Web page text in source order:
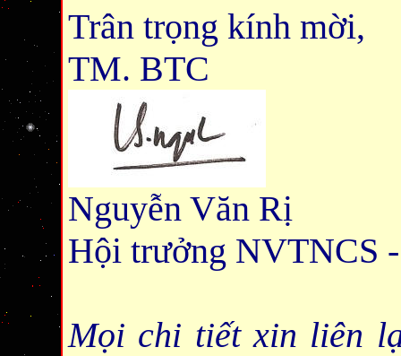
Trân trọng kính mời,
TM. BTC
Nguyễn Văn Rị
Hội trưởng NVTNCS
Mọi chi tiết xin liên